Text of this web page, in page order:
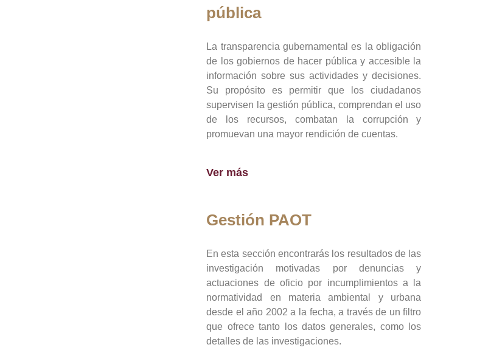
pública
La transparencia gubernamental es la obligación
de los gobiernos de hacer pública y accesible la
información sobre sus actividades y decisiones.
Su propósito es permitir que los ciudadanos
supervisen la gestión pública, comprendan el uso
de los recursos, combatan la corrupción y
promuevan una mayor rendición de cuentas.
Ver más
Gestión PAOT
En esta sección encontrarás los resultados de las
investigación motivadas por denuncias y
actuaciones de oficio por incumplimientos a la
normatividad en materia ambiental y urbana
desde el año 2002 a la fecha, a través de un filtro
que ofrece tanto los datos generales, como los
detalles de las investigaciones.